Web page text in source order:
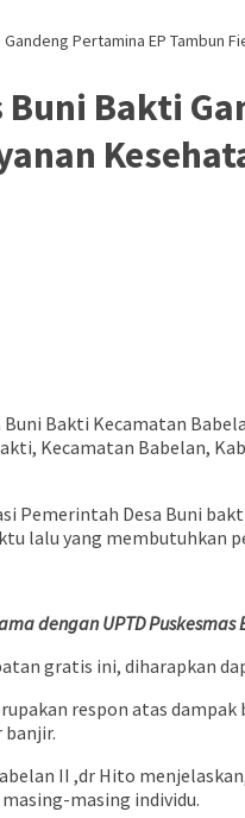
Pertamina EP Tambun
Bakti
Bakti Kecamatan
Kecamatan Babelan,
Pemerintah Desa Buni
lalu yang membutuhkan
dengan UPTD
gratis ini, diharapkan
respon atas
II ,dr Hito
masing individu.